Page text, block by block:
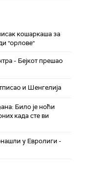
кошаркаша за
"орлове"
- Бејкот прешао
и Шенгелија
Било је ноћи
када сте ви
у Евролиги -